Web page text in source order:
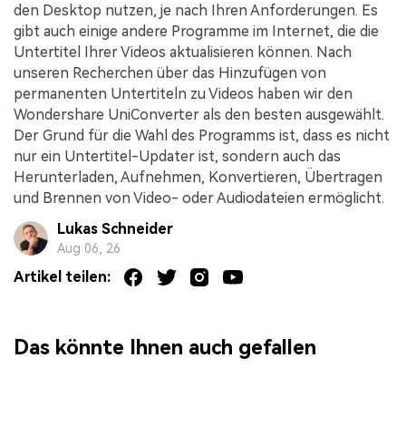
den Desktop nutzen, je nach Ihren Anforderungen. Es
gibt auch einige andere Programme im Internet, die die
Untertitel Ihrer Videos aktualisieren können. Nach
unseren Recherchen über das Hinzufügen von
permanenten Untertiteln zu Videos haben wir den
Wondershare UniConverter als den besten ausgewählt.
Der Grund für die Wahl des Programms ist, dass es nicht
nur ein Untertitel-Updater ist, sondern auch das
Herunterladen, Aufnehmen, Konvertieren, Übertragen
und Brennen von Video- oder Audiodateien ermöglicht.
Lukas Schneider
Aug 06, 26
Artikel teilen:
Das könnte Ihnen auch gefallen